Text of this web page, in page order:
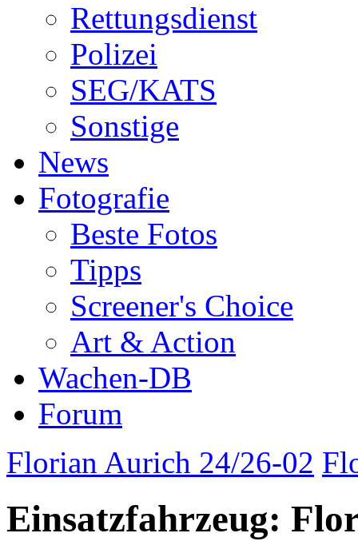
Rettungsdienst
Polizei
SEG/KATS
Sonstige
News
Fotografie
Beste Fotos
Tipps
Screener's Choice
Art & Action
Wachen-DB
Forum
Florian Aurich 24/26-02
Einsatzfahrzeug: